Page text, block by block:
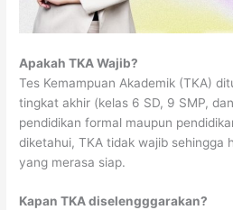
Apakah TKA Wajib?
Tes Kemampuan Akademik (TKA)
tingkat akhir (kelas 6 SD, 9 SMP,
pendidikan formal maupun
diketahui, TKA tidak wajib sehingga
yang merasa siap.
Kapan TKA diselengggarakan?